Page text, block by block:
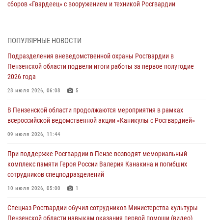
сборов «Гвардеец» с вооружением и техникой Росгвардии
В Пензе сотрудники Росгвардии оказали помощь
05 августа 2026, 04:00
В Пензе при силовой поддержке Росгвардии пресечена
деятельность ОПГ, маскировавшейся под реабилитационный центр
В Управлении Росгвардии по Пензенской области подвели итоги
04 августа 2026, 06:08
Росгвардия обеспечила безопасность праздничных мероприятий в
День ВДВ в Пензе
ПОПУЛЯРНЫЕ НОВОСТИ
Подразделения вневедомственной охраны Росгвардии в
Пензенской области подвели итоги работы за первое полугодие
2026 года
28 июля 2026, 06:08 5
В Пензенской области продолжаются мероприятия в рамках
всероссийской ведомственной акции «Каникулы с Росгвардией»
09 июля 2026, 11:44
При поддержке Росгвардии в Пензе возводят мемориальный
комплекс памяти Героя России Валерия Канакина и погибших
сотрудников спецподразделений
10 июля 2026, 05:00 1
Спецназ Росгвардии обучил сотрудников Министерства культуры
Пензенской области навыкам оказания первой помощи (видео)